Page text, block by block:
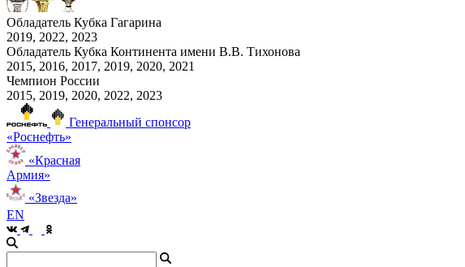
Обладатель Кубка Гагарина
2019, 2022, 2023
Обладатель Кубка Континента имени В.В. Тихонова
2015, 2016, 2017, 2019, 2020, 2021
Чемпион России
2015, 2019, 2020, 2022, 2023
Генеральный спонсор
«Роснефть»
«Красная
Армия»
«Звезда»
EN